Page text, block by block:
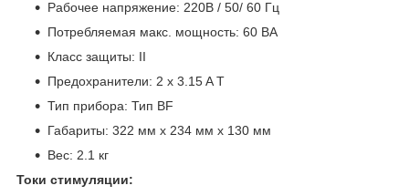
Рабочее напряжение: 220В / 50/ 60 Гц
Потребляемая макс. мощность: 60 ВА
Класс защиты: II
Предохранители: 2 x 3.15 A T
Тип прибора: Тип BF
Габариты: 322 мм x 234 мм x 130 мм
Вес: 2.1 кг
Токи стимуляции: